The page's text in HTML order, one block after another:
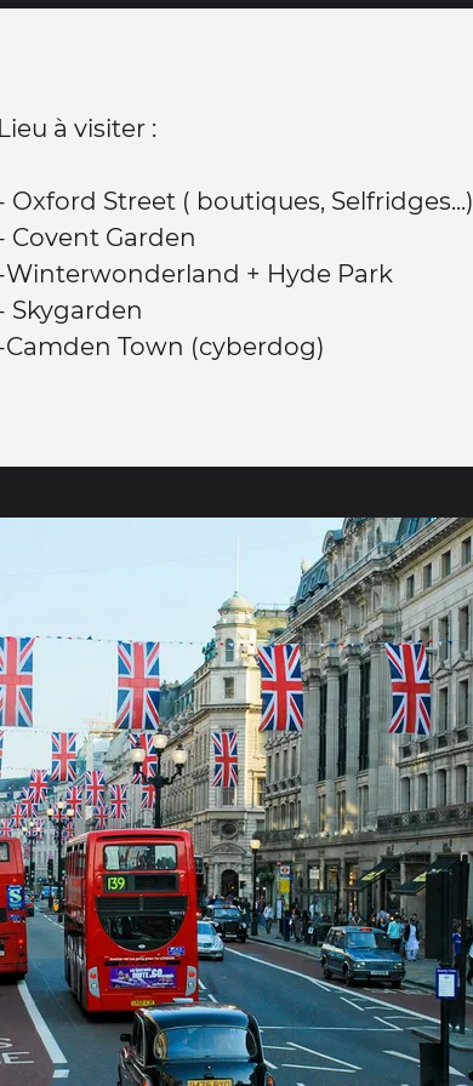
Lieu à visiter :
Oxford Street ( boutiques, Selfridges...)
Covent Garden
Winterwonderland + Hyde Park
Skygarden
Camden Town (cyberdog)